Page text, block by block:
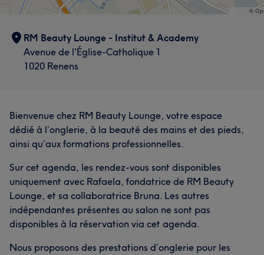
RM Beauty Lounge - Institut & Academy
Avenue de l'Église-Catholique 1
1020 Renens
Bienvenue chez RM Beauty Lounge, votre espace
dédié à l’onglerie, à la beauté des mains et des pieds,
ainsi qu’aux formations professionnelles.
Sur cet agenda, les rendez-vous sont disponibles
uniquement avec Rafaela, fondatrice de RM Beauty
Lounge, et sa collaboratrice Bruna. Les autres
indépendantes présentes au salon ne sont pas
disponibles à la réservation via cet agenda.
Nous proposons des prestations d’onglerie pour les